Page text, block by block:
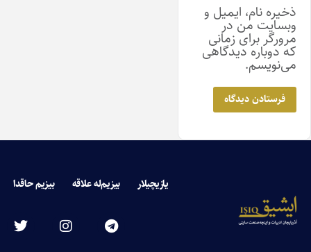
ذخیره نام، ایمیل و
وبسایت من در
مرورگر برای زمانی
که دوباره دیدگاهی
می‌نویسم.
یازیچیلار بیزیم‌له علاقه بیزیم حاقدا